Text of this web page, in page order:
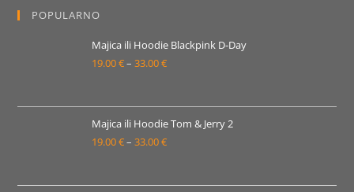
33.00 €
POPULARNO
Majica ili Hoodie Blackpink D-Day
19.00€– 33.00€Raspon
od
19.00 €
do
Majica ili Hoodie Tom & Jerry 2
19.00€– 33.00€Raspon
od